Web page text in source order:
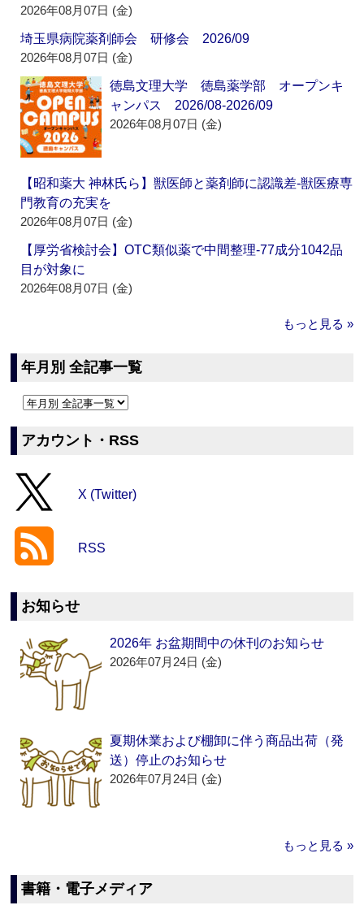
2026年08月07日 (金)
埼玉県病院薬剤師会 研修会 2026/09
2026年08月07日 (金)
徳島文理大学 徳島薬学部 オープンキ
ャンパス 2026/08-2026/09
2026年08月07日 (金)
【昭和薬大 神林氏ら】獣医師と薬剤師に認識差‐獣医療専
門教育の充実を
2026年08月07日 (金)
【厚労省検討会】OTC類似薬で中間整理‐77成分1042品
目が対象に
2026年08月07日 (金)
もっと見る »
年月別 全記事一覧
アカウント・RSS
X (Twitter)
RSS
お知らせ
2026年 お盆期間中の休刊のお知らせ
2026年07月24日 (金)
夏期休業および棚卸に伴う商品出荷（発
送）停止のお知らせ
2026年07月24日 (金)
もっと見る »
書籍・電子メディア